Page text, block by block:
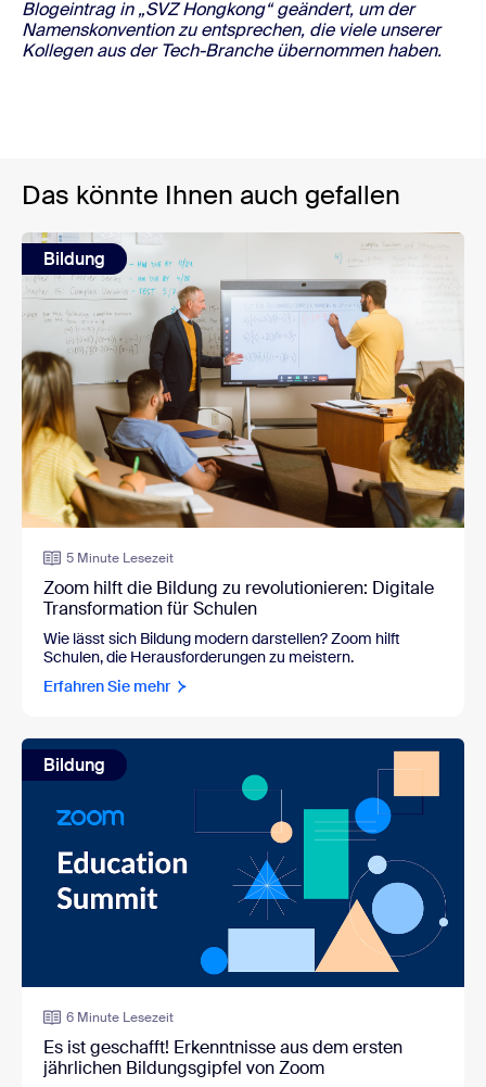
Blogeintrag in „SVZ Hongkong“ geändert, um der
Namenskonvention zu entsprechen, die viele unserer
Kollegen aus der Tech-Branche übernommen haben.
Das könnte Ihnen auch gefallen
Bildung
5 Minute Lesezeit
Zoom hilft die Bildung zu revolutionieren: Digitale
Transformation für Schulen
Wie lässt sich Bildung modern darstellen? Zoom hilft
Schulen, die Herausforderungen zu meistern.
Erfahren Sie mehr
Bildung
6 Minute Lesezeit
Es ist geschafft! Erkenntnisse aus dem ersten
jährlichen Bildungsgipfel von Zoom